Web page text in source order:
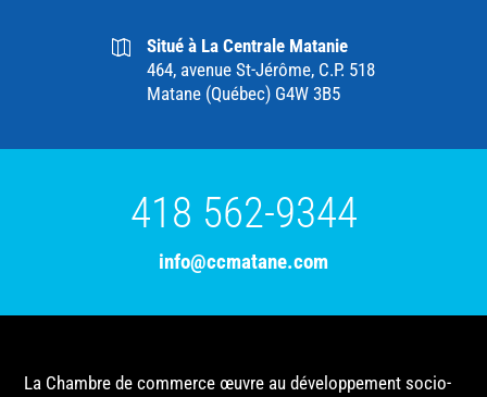
Situé à La Centrale Matanie
464, avenue St-Jérôme, C.P. 518
Matane (Québec) G4W 3B5
418 562-9344
info@ccmatane.com
La Chambre de commerce œuvre au développement socio-